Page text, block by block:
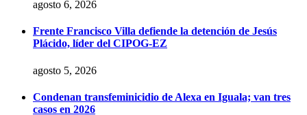
agosto 6, 2026
Frente Francisco Villa defiende la detención de Jesús
Plácido, líder del CIPOG-EZ
agosto 5, 2026
Condenan transfeminicidio de Alexa en Iguala; van tres
casos en 2026